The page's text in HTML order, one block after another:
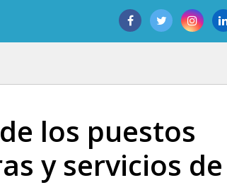
los puestos
y servicios de